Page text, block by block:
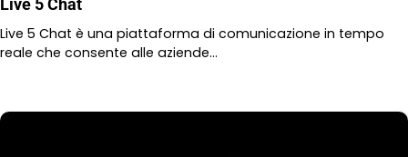
Live 5 Chat
Live 5 Chat è una piattaforma di comunicazione in tempo
reale che consente alle aziende…